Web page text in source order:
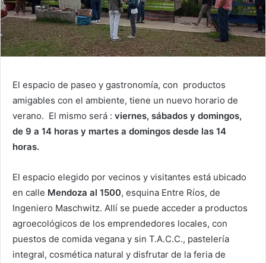
El espacio de paseo y gastronomía, con productos
amigables con el ambiente, tiene un nuevo horario de
verano. El mismo será : viernes, sábados y domingos,
de 9 a 14 horas y martes a domingos desde las 14
horas.
El espacio elegido por vecinos y visitantes está ubicado
en calle Mendoza al 1500, esquina Entre Ríos, de
Ingeniero Maschwitz. Allí se puede acceder a productos
agroecológicos de los emprendedores locales, con
puestos de comida vegana y sin T.A.C.C., pastelería
integral, cosmética natural y disfrutar de la feria de